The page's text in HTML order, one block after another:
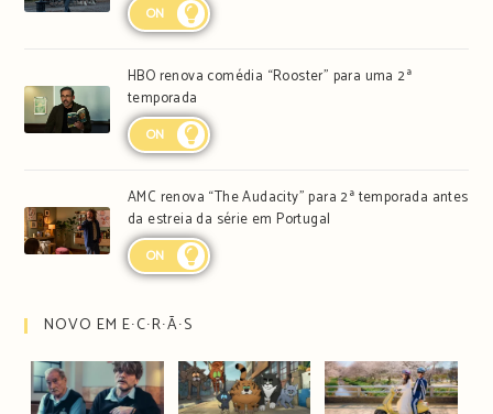
ON
HBO renova comédia “Rooster” para uma 2ª
temporada
ON
AMC renova “The Audacity” para 2ª temporada antes
da estreia da série em Portugal
ON
NOVO EM E∙C∙R∙Ã∙S